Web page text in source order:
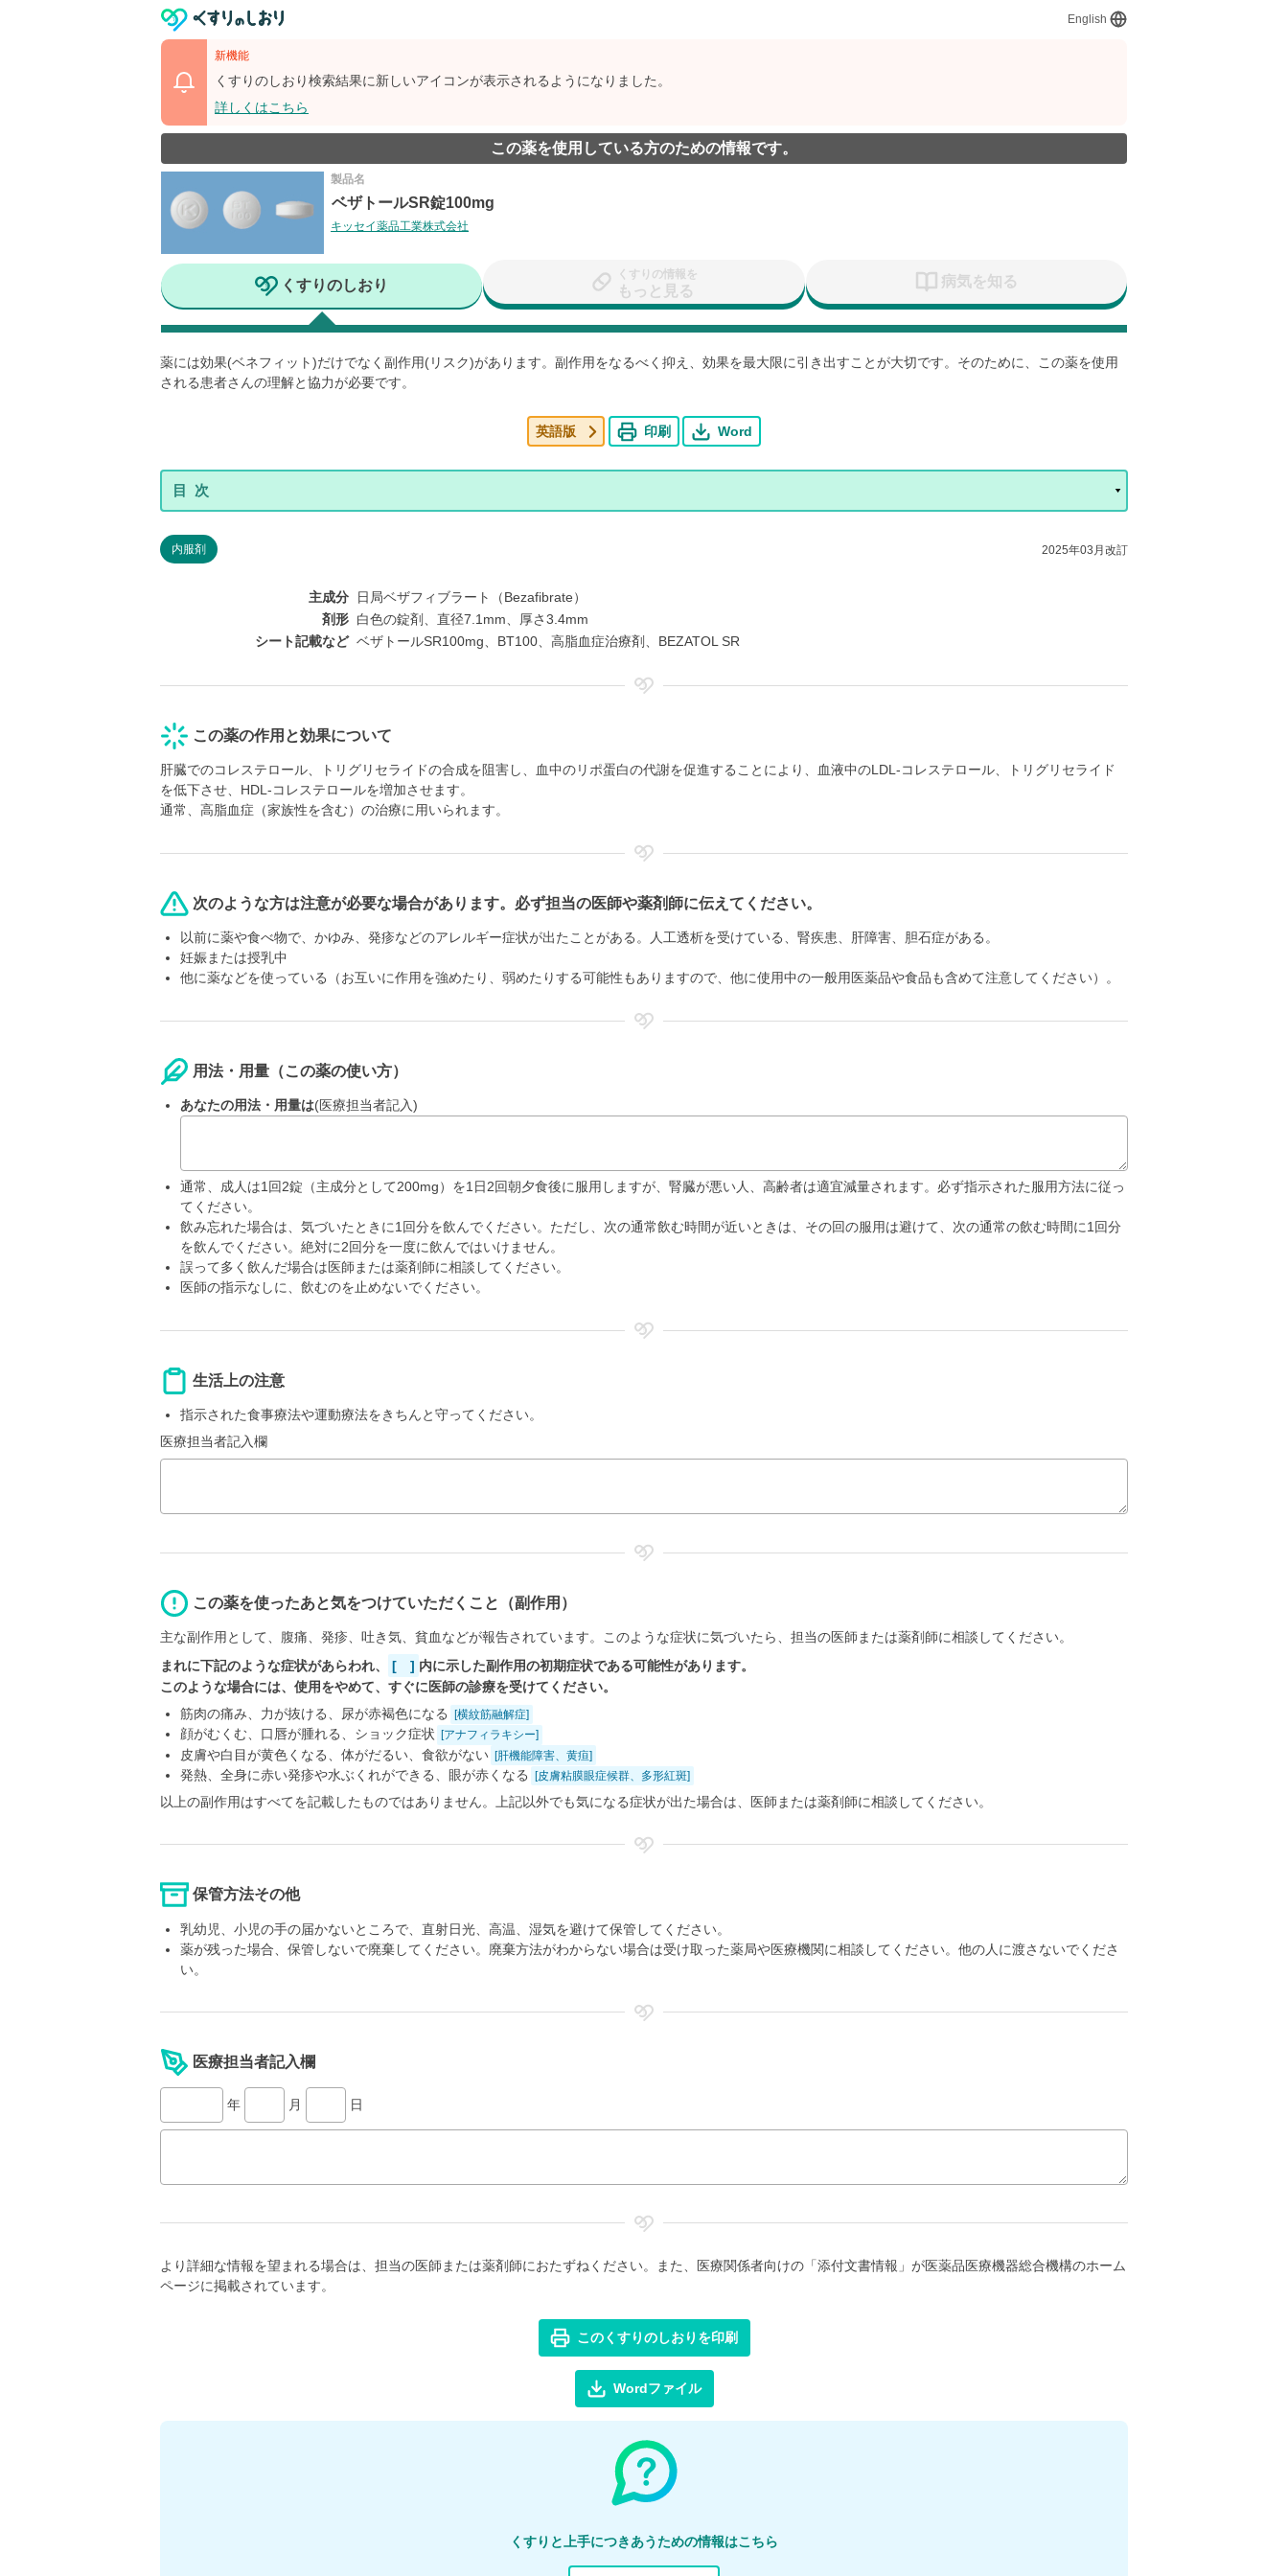
English
新機能
くすりのしおり検索結果に新しいアイコンが表示されるようになりました。
詳しくはこちら
この薬を使用している方のための情報です。
製品名
ベザトールSR錠100mg
キッセイ薬品工業株式会社
くすりのしおり
くすりの情報を
もっと見る
病気を知る
薬には効果(ベネフィット)だけでなく副作用(リスク)があります。副作用をなるべく抑え、効果を最大限に引き出すことが大切です。そのために、この薬を使用
される患者さんの理解と協力が必要です。
英語版 印刷 Word
内服剤 2025年03月改訂
主成分
日局ベザフィブラート（Bezafibrate）
剤形 白色の錠剤、直径7.1mm、厚さ3.4mm
シート記載など ベザトールSR100mg、BT100、高脂血症治療剤、BEZATOL SR
この薬の作用と効果について
肝臓でのコレステロール、トリグリセライドの合成を阻害し、血中のリポ蛋白の代謝を促進することにより、血液中のLDL-コレステロール、トリグリセライド
を低下させ、HDL-コレステロールを増加させます。
通常、高脂血症（家族性を含む）の治療に用いられます。
次のような方は注意が必要な場合があります。必ず担当の医師や薬剤師に伝えてください。
以前に薬や食べ物で、かゆみ、発疹などのアレルギー症状が出たことがある。人工透析を受けている、腎疾患、肝障害、胆石症がある。
妊娠または授乳中
他に薬などを使っている（お互いに作用を強めたり、弱めたりする可能性もありますので、他に使用中の一般用医薬品や食品も含めて注意してください）。
用法・用量（この薬の使い方）
あなたの用法・用量は(医療担当者記入)
通常、成人は1回2錠（主成分として200mg）を1日2回朝夕食後に服用しますが、腎臓が悪い人、高齢者は適宜減量されます。必ず指示された服用方法に従っ
てください。
飲み忘れた場合は、気づいたときに1回分を飲んでください。ただし、次の通常飲む時間が近いときは、その回の服用は避けて、次の通常の飲む時間に1回分
を飲んでください。絶対に2回分を一度に飲んではいけません。
誤って多く飲んだ場合は医師または薬剤師に相談してください。
医師の指示なしに、飲むのを止めないでください。
生活上の注意
指示された食事療法や運動療法をきちんと守ってください。
医療担当者記入欄
この薬を使ったあと気をつけていただくこと（副作用）
主な副作用として、腹痛、発疹、吐き気、貧血などが報告されています。このような症状に気づいたら、担当の医師または薬剤師に相談してください。
まれに下記のような症状があらわれ、
[ ] 内に示した副作用の初期症状である可能性があります。
このような場合には、使用をやめて、すぐに医師の診療を受けてください。
筋肉の痛み、力が抜ける、尿が赤褐色になる
[横紋筋融解症]
顔がむくむ、口唇が腫れる、ショック症状 [アナフィラキシー]
皮膚や白目が黄色くなる、体がだるい、食欲がない [肝機能障害、黄疸]
発熱、全身に赤い発疹や水ぶくれができる、眼が赤くなる [皮膚粘膜眼症候群、多形紅斑]
以上の副作用はすべてを記載したものではありません。上記以外でも気になる症状が出た場合は、医師または薬剤師に相談してください。
保管方法その他
乳幼児、小児の手の届かないところで、直射日光、高温、湿気を避けて保管してください。
薬が残った場合、保管しないで廃棄してください。廃棄方法がわからない場合は受け取った薬局や医療機関に相談してください。他の人に渡さないでくださ
い。
医療担当者記入欄
年 月 日
より詳細な情報を望まれる場合は、担当の医師または薬剤師におたずねください。また、医療関係者向けの「添付文書情報」が医薬品医療機器総合機構のホーム
ページに掲載されています。
このくすりのしおりを印刷
Wordファイル
くすりと上手につきあうための情報はこちら